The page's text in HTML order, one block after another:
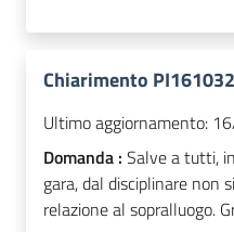
Chiarimento
Ultimo aggiornamento:
Domanda : Salve a tutti,
gara, dal disciplinare non
relazione al sopralluogo.